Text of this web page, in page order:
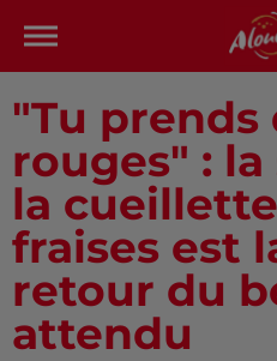
"Tu prends
rouges" :
la
fraises est
retour du
attendu